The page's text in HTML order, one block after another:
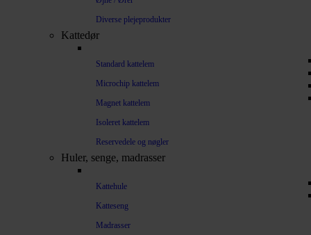
Diverse plejeprodukter
Kattedør
Standard kattelem
Microchip kattelem
Magnet kattelem
Isoleret kattelem
Reservedele og nøgler
Huler, senge, madrasser
Kattehule
Katteseng
Madrasser